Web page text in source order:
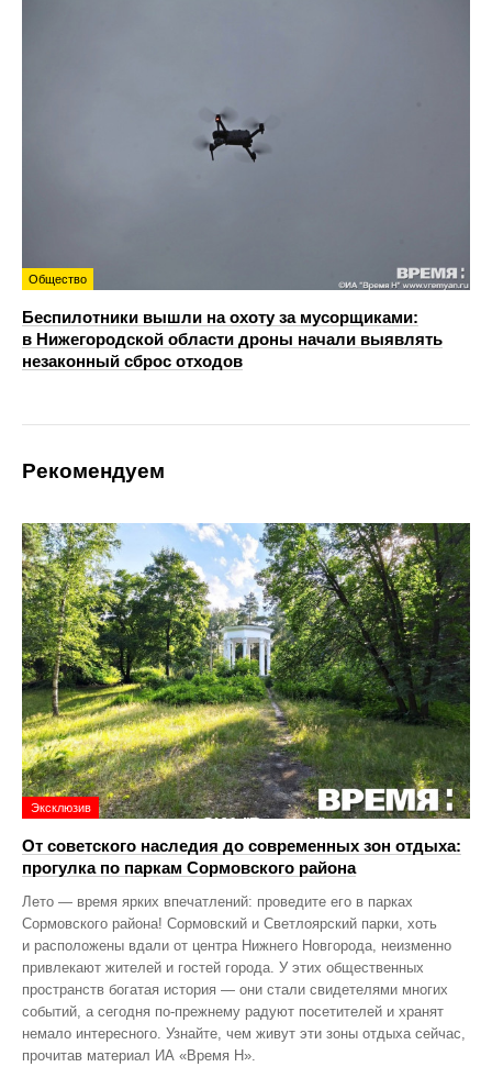
Общество
Беспилотники вышли на охоту за мусорщиками:
в Нижегородской области дроны начали выявлять
незаконный сброс отходов
Рекомендуем
Эксклюзив
От советского наследия до современных зон отдыха:
прогулка по паркам Сормовского района
Лето — время ярких впечатлений: проведите его в парках
Сормовского района! Сормовский и Светлоярский парки, хоть
и расположены вдали от центра Нижнего Новгорода, неизменно
привлекают жителей и гостей города. У этих общественных
пространств богатая история — они стали свидетелями многих
событий, а сегодня по‑прежнему радуют посетителей и хранят
немало интересного. Узнайте, чем живут эти зоны отдыха сейчас,
прочитав материал ИА «Время Н».